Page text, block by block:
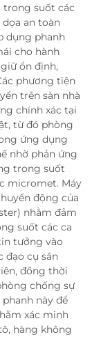
trong suốt các
an toàn
dụng phanh
cho hành
ổn định,
phương tiện
trên sàn nhà
chính xác tại
từ đó phòng
ứng dụng
nhờ phản ứng
trong suốt
micromet. Máy
động của
nhằm đảm
suốt các ca
tưởng vào
đạo cụ sân
đồng thời
chống sự
này để
xác minh
hàng không